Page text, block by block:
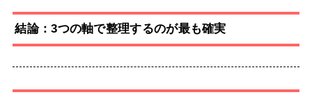
結論：3つの軸で整理するのが最も確実